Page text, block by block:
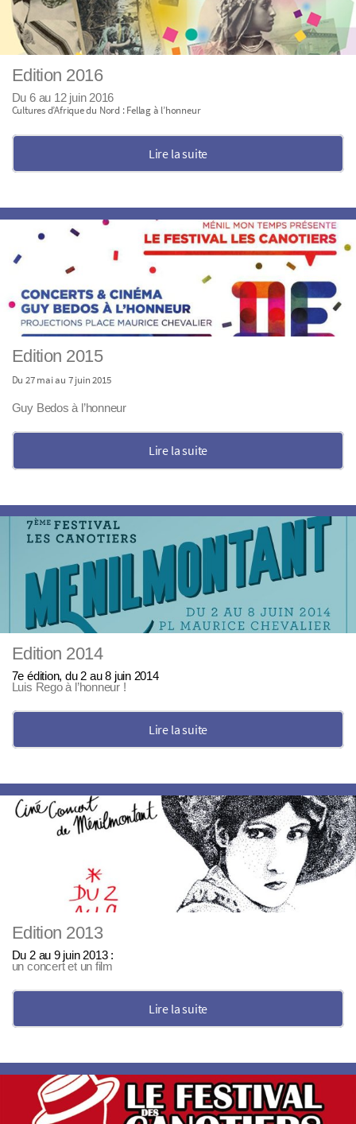
Edition 2016
Du 6 au 12 juin 2016
Cultures d’Afrique du Nord : Fellag à l’honneur
Lire la suite
Edition 2015
Du 27 mai au 7 juin 2015
Guy Bedos à l’honneur
Lire la suite
Edition 2014
7e édition, du 2 au 8 juin 2014
Luis Rego à l’honneur !
Lire la suite
Edition 2013
Du 2 au 9 juin 2013 :
un concert et un film
Lire la suite